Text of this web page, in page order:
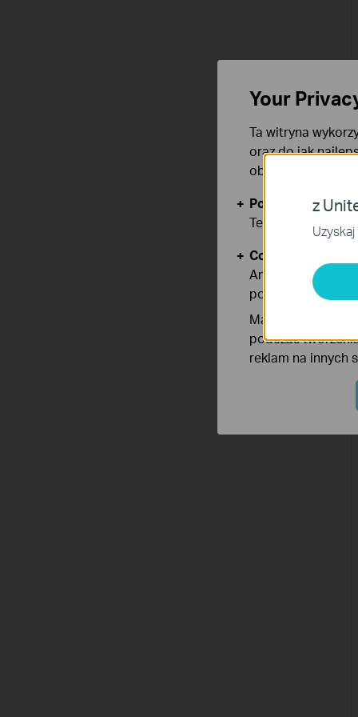
z
Your
Ta witryna
oraz do jak
obsługę plików
Podstawowe
Te pliki cookies
Cookies
Analiza - Te pliki
poprawę i
Marketing - Te
podczas
reklam na innych